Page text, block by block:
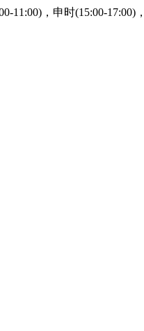
11:00)，申时(15:00-17:00)